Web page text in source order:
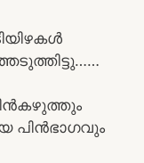
പിൻഭാഗവും